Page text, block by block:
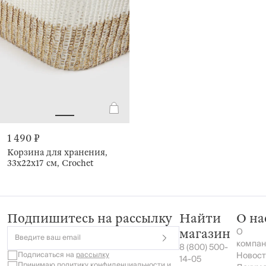
1 490 ₽
Корзина для хранения,
33х22х17 см, Crochet
Подпишитесь на рассылку
Введите ваш email
Подписаться на рассылку
Найти
магазин
8 (800) 500-
14-05
О
О